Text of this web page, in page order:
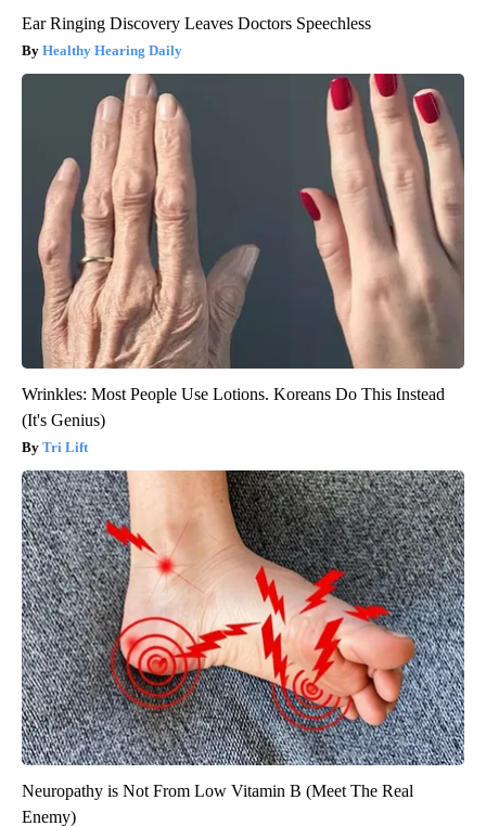
Ear Ringing Discovery Leaves Doctors Speechless
Healthy Hearing Daily
Wrinkles: Most People Use Lotions. Koreans Do This Instead
(It's Genius)
Tri Lift
Neuropathy is Not From Low Vitamin B (Meet The Real
Enemy)